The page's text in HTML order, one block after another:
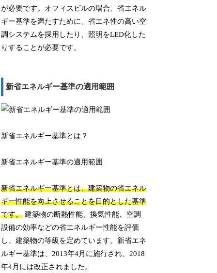
が必要です。オフィスビルの場合、省エネル
ギー基準を満たすために、省エネ性の高い空
調システムを採用したり、照明をLED化した
りすることが必要です。
新省エネルギー基準の適用範囲
新省エネルギー基準とは？
新省エネルギー基準の適用範囲
新省エネルギー基準とは、建築物の省エネル
ギー性能を向上させることを目的とした基準
です。 建築物の断熱性能、換気性能、空調
設備の効率などの省エネルギー性能を評価
し、建築物の等級を定めています。新省エネ
ルギー基準は、2013年4月に施行され、2018
年4月には改正されました。